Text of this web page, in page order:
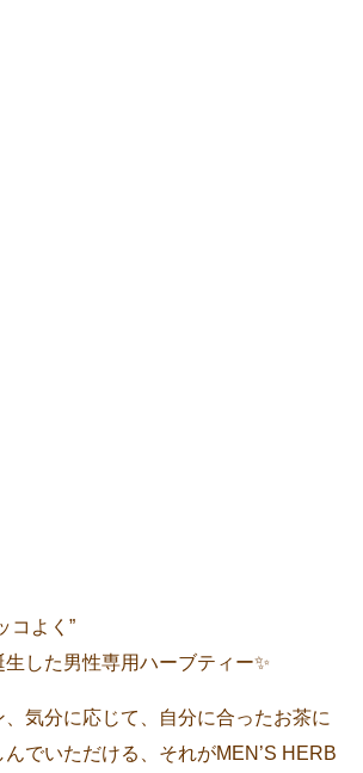
コよく”
した男性専用ハーブティー✨
気分に応じて、自分に合ったお茶に
でいただける、それがMEN’S HERB